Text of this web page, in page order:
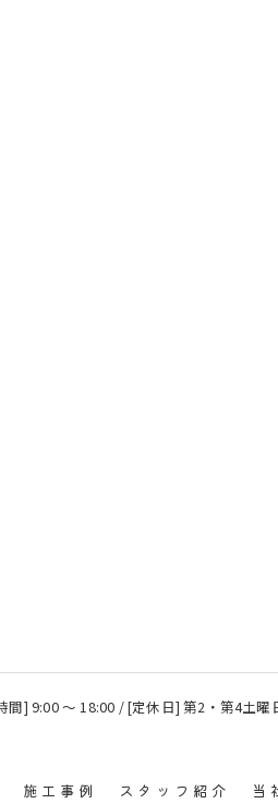
間] 9:00 〜 18:00 / [定休日] 第2・第4土曜
施工事例 スタッフ紹介 当